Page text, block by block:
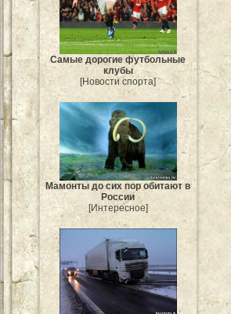
Самые дорогие футбольные
клубы
[Новости спорта]
Мамонты до сих пор обитают в
России
[Интересное]